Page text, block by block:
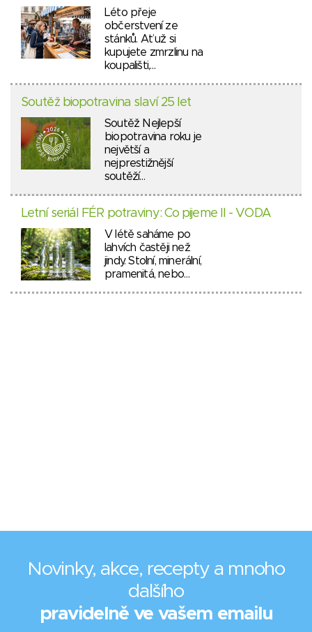
Léto přeje
občerstvení ze
stánků. Ať už si
kupujete zmrzlinu na
koupališti,…
Soutěž biopotravina slaví 25 let
Soutěž Nejlepší
biopotravina roku je
největší a
nejprestižnější
soutěží…
Letní seriál FÉR potraviny: Co pijeme II - VODA
V létě saháme po
lahvích častěji než
jindy. Stolní, minerální,
pramenitá, nebo…
Novinky, akce, recepty a mnoho
dalšího
pravidelně ve vašem emailu